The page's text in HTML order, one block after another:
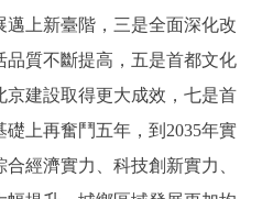
上新臺階，三是全面深化改
質不斷提高，五是首都文化
建設取得更大成效，七是首
上再奮鬥五年，到2035年實
經濟實力、科技創新實力、